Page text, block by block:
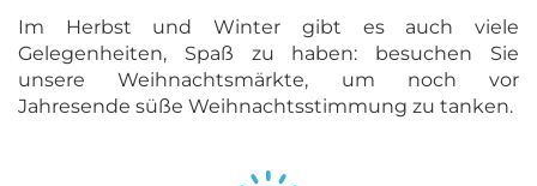
Im Herbst und Winter gibt es auch viele
Gelegenheiten, Spaß zu haben: besuchen Sie
unsere Weihnachtsmärkte, um noch vor
Jahresende süße Weihnachtsstimmung zu tanken.